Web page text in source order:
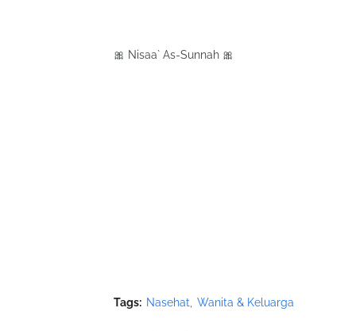
🎀 Nisaa` As-Sunnah 🎀
Tags: Nasehat Wanita & Keluarga